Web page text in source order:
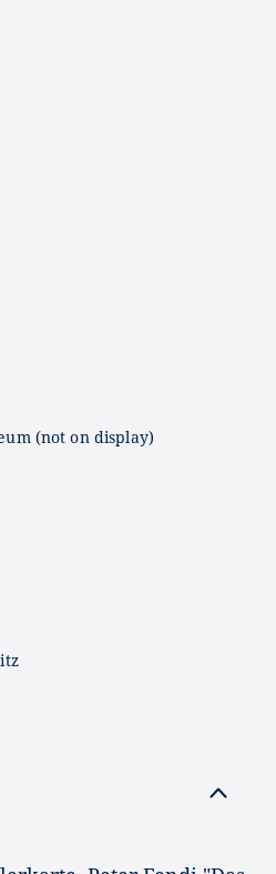
(not on display)